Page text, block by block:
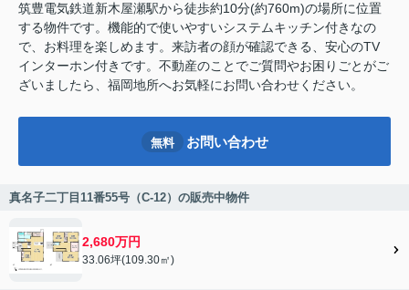
筑豊電気鉄道新木屋瀬駅から徒歩約10分(約760m)の場所に位置
する物件です。機能的で使いやすいシステムキッチン付きなの
で、お料理を楽しめます。来訪者の顔が確認できる、安心のTV
インターホン付きです。不動産のことでご質問やお困りごとがご
ざいましたら、福岡地所へお気軽にお問い合わせください。
無料 お問い合わせ
真名子二丁目11番55号（C-12）の販売中物件
2,680万円
33.06坪(109.30㎡)